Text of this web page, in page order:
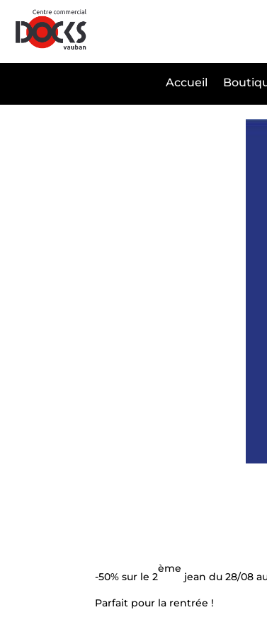
Accueil
-50% sur le 2
ème
jean du 28/08
Parfait pour la rentrée !
Panneau de gestion des cookies